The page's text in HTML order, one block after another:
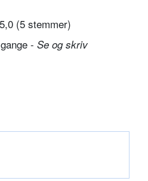
5,0 (5 stemmer)
- Se og skriv